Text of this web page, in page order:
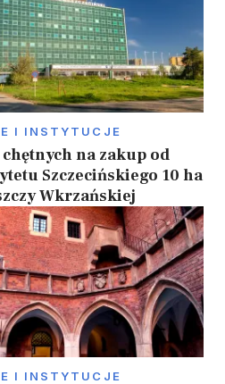
I INSTYTUCJE
chętnych na zakup od
Szczecińskiego 10 ha
Wkrzańskiej
I INSTYTUCJE